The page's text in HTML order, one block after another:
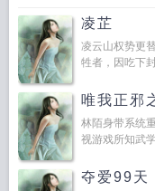
凌芷
凌云山权势更
牲者，因吃下
唯我正邪
林陌身带系统
视游戏所知武
夺爱99天